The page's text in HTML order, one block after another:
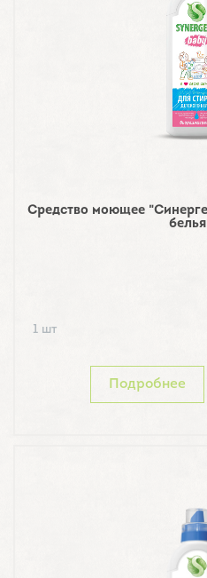
Средство моющее
1 шт
Подробнее